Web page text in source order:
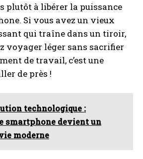
plutôt à libérer la puissance
Si vous avez un vieux
qui traîne dans un tiroir,
voyager léger sans sacrifier
de travail, c’est une
de près !
technologique :
smartphone devient un
moderne